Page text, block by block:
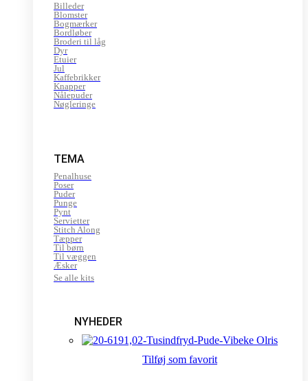
Billeder
Blomster
Bogmærker
Bordløber
Broderi til låg
Dyr
Etuier
Jul
Kaffebrikker
Knapper
Nålepuder
Nøgleringe
TEMA
Penalhuse
Poser
Puder
Punge
Pynt
Servietter
Stitch Along
Tæpper
Til børn
Til væggen
Æsker
Se alle kits
NYHEDER
Tilføj som favorit